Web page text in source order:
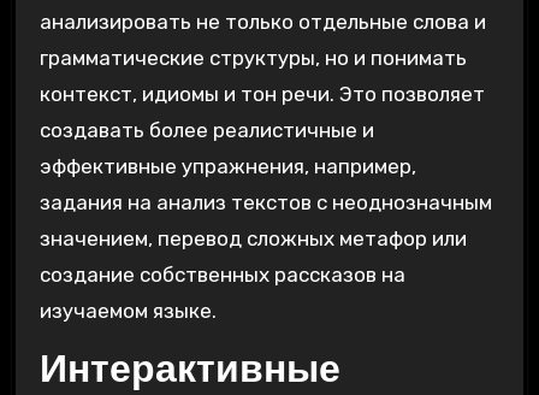
анализировать не только отдельные слова и
грамматические структуры, но и понимать
контекст, идиомы и тон речи. Это позволяет
создавать более реалистичные и
эффективные упражнения, например,
задания на анализ текстов с неоднозначным
значением, перевод сложных метафор или
создание собственных рассказов на
изучаемом языке.
Интерактивные